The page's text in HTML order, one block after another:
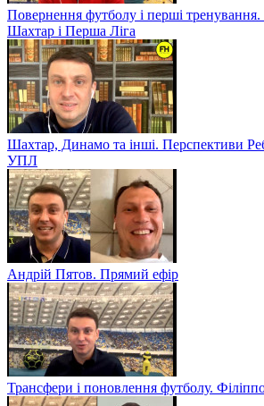
Повернення футболу і перші
Шахтар і Перша Ліга
Шахтар, Динамо та інші. Перспективи
УПЛ
Андрій Пятов. Прямий ефір
Трансфери і поновлення футболу.